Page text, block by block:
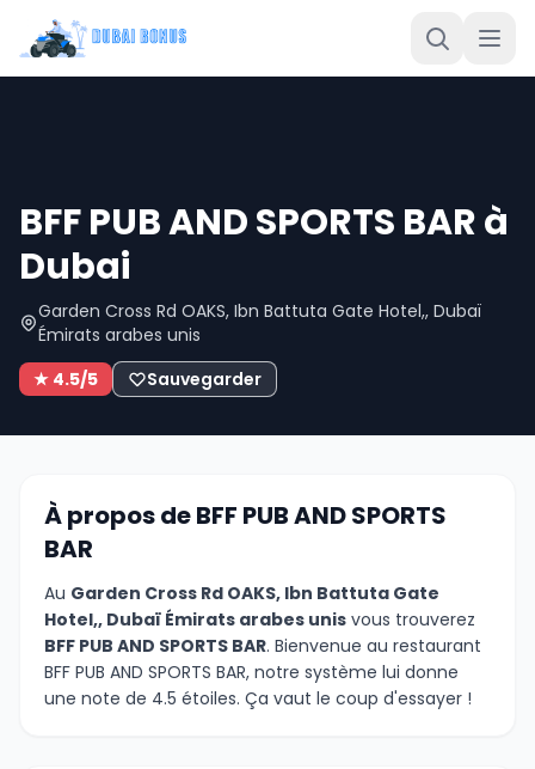
BFF PUB AND SPORTS BAR à
Dubai
Garden Cross Rd OAKS, Ibn Battuta Gate Hotel,, Dubaï
Émirats arabes unis
★ 4.5/5
Sauvegarder
À propos de BFF PUB AND SPORTS
BAR
Au Garden Cross Rd OAKS, Ibn Battuta Gate
Hotel,, Dubaï Émirats arabes unis vous trouverez
BFF PUB AND SPORTS BAR. Bienvenue au restaurant
BFF PUB AND SPORTS BAR, notre système lui donne
une note de 4.5 étoiles. Ça vaut le coup d'essayer !